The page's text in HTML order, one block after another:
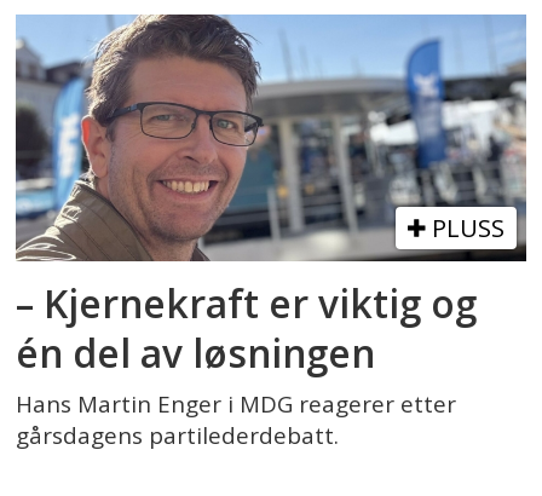
PLUSS
– Kjernekraft er viktig og
én del av løsningen
Hans Martin Enger i MDG reagerer etter
gårsdagens partilederdebatt.